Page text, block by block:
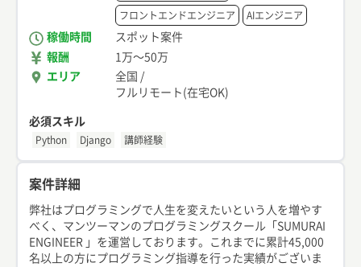
フロントエンドエンジニア AIエンジニア
稼働時間
スポット案件
報酬
1万〜50万
エリア
全国 /
フルリモート(在宅OK)
必須スキル
Python Django 講師経験
案件詳細
弊社はプログラミングで人生を変えたいという人を増やす
べく、マンツーマンのプログラミングスクール「SUMURAI
ENGINEER 」を運営しております。これまでに累計45,000
名以上の方にプログラミング指導を行った実績がございま